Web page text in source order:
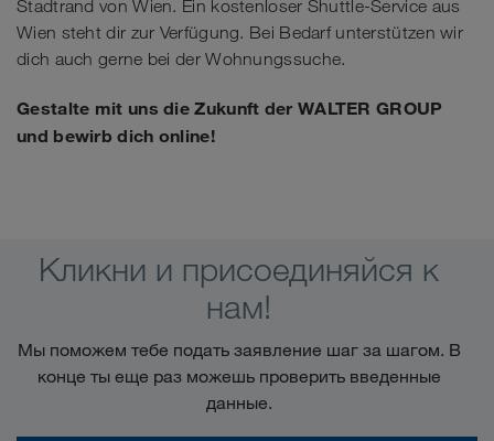
Stadtrand von Wien. Ein kostenloser Shuttle-Service aus
Wien steht dir zur Verfügung. Bei Bedarf unterstützen wir
dich auch gerne bei der Wohnungssuche.
Gestalte mit uns die Zukunft der WALTER GROUP
und bewirb dich online!
Кликни и присоединяйся к
нам!
Мы поможем тебе подать заявление шаг за шагом. В
конце ты еще раз можешь проверить введенные
данные.